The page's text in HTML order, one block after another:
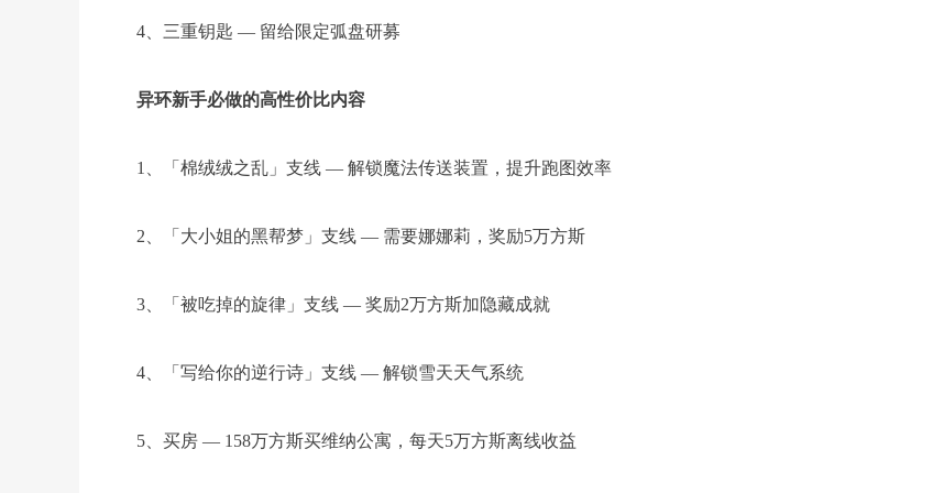
4、三重钥匙 — 留给限定弧盘研募
异环新手必做的高性价比内容
1、「棉绒绒之乱」支线 — 解锁魔法传送装置，提升跑图效率
2、「大小姐的黑帮梦」支线 — 需要娜娜莉，奖励5万方斯
3、「被吃掉的旋律」支线 — 奖励2万方斯加隐藏成就
4、「写给你的逆行诗」支线 — 解锁雪天天气系统
5、买房 — 158万方斯买维纳公寓，每天5万方斯离线收益